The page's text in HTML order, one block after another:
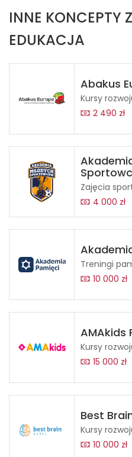
INNE KONCEPTY
EDUKACJA
Abakus
Kursy
2 490 zł
Zajęcia
4 000 zł
Treningi
10 000 zł
AMAkids
Kursy
15 000 zł
Best
Kursy
10 000 zł